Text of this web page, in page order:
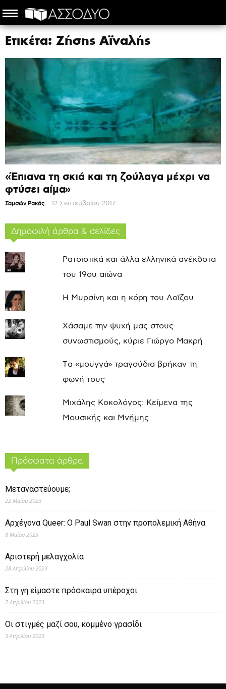
Ετικέτα: Ζήσης Αϊναλής
«Έπιανα τη σκιά και τη ζούλαγα μέχρι να
φτύσει αίμα»
Σαμσών Ρακάς - 12 Σεπτεμβρίου 2017
Δημοφιλή άρθρα & σελίδες
Ρατσιστικά και άλλα ελληνικά ανέκδοτα
του 19ου αιώνα
Η Μυρσίνη και η κόρη του Λοΐζου
Χάσαμε την ψυχή μας στους
συνωστισμούς, κύριε Γιώργο Μακρή
Τα «μουγγά» τραγούδια βρήκαν τη
φωνή τους
Μιχάλης Κοκολόγος: Κείμενα της
Μουσικής και Μνήμης
Πρόσφατα άρθρα
Μεταναστεύουμε;
22 Μαΐου 2023
Αρχέγονα Queer: O Paul Swan στην προπολεμική Αθήνα
8 Μαΐου 2023
Αριστερή μελαγχολία
28 Απριλίου 2023
Στη γη είμαστε πρόσκαιρα υπέροχοι
7 Απριλίου 2023
Οι στιγμές μαζί σου, κομμένο γρασίδι
3 Απριλίου 2023